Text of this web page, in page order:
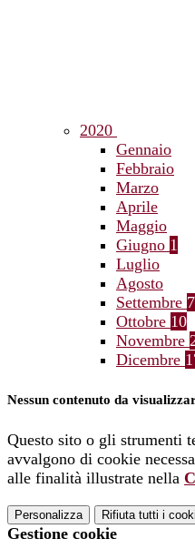
2020
Gennaio
Febbraio
Marzo
Aprile
Maggio
Giugno 1
Luglio
Agosto
Settembre 7
Ottobre 10
Novembre
Dicembre
Nessun contenuto da
Questo sito o gli strumenti
avvalgono di cookie
alle finalità illustrate nella
Personalizza Rifiuta tutti i
Gestione cookie